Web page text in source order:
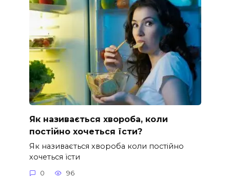
Як називається хвороба, коли
постійно хочеться їсти?
Як називається хвороба коли постійно
хочеться їсти
0 96